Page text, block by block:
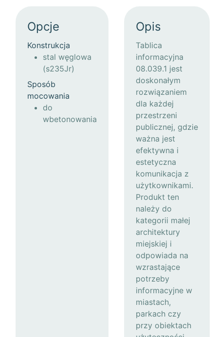
Opcje
Konstrukcja
stal węglowa
(s235Jr)
Sposób
mocowania
do
wbetonowania
Opis
Tablica
informacyjna
08.039.1 jest
doskonałym
rozwiązaniem
dla każdej
przestrzeni
publicznej, gdzie
ważna jest
efektywna i
estetyczna
komunikacja z
użytkownikami.
Produkt ten
należy do
kategorii małej
architektury
miejskiej i
odpowiada na
wzrastające
potrzeby
informacyjne w
miastach,
parkach czy
przy obiektach